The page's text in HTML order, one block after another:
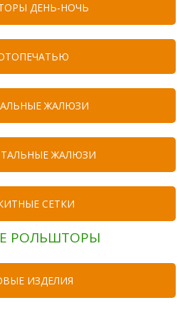
ДЕНЬ-НОЧЬ
ЖАЛЮЗИ
ЖАЛЮЗИ
СЕТКИ
РОЛЬШТОРЫ
ИЗДЕЛИЯ